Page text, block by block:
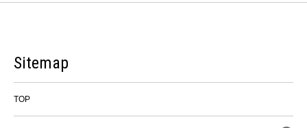
Sitemap
TOP